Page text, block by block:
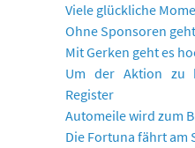
Viele glückliche
Ohne Sponsoren
Mit Gerken geht es
Um der Aktion zu
Register
Automeile wird zum
Die Fortuna fährt am